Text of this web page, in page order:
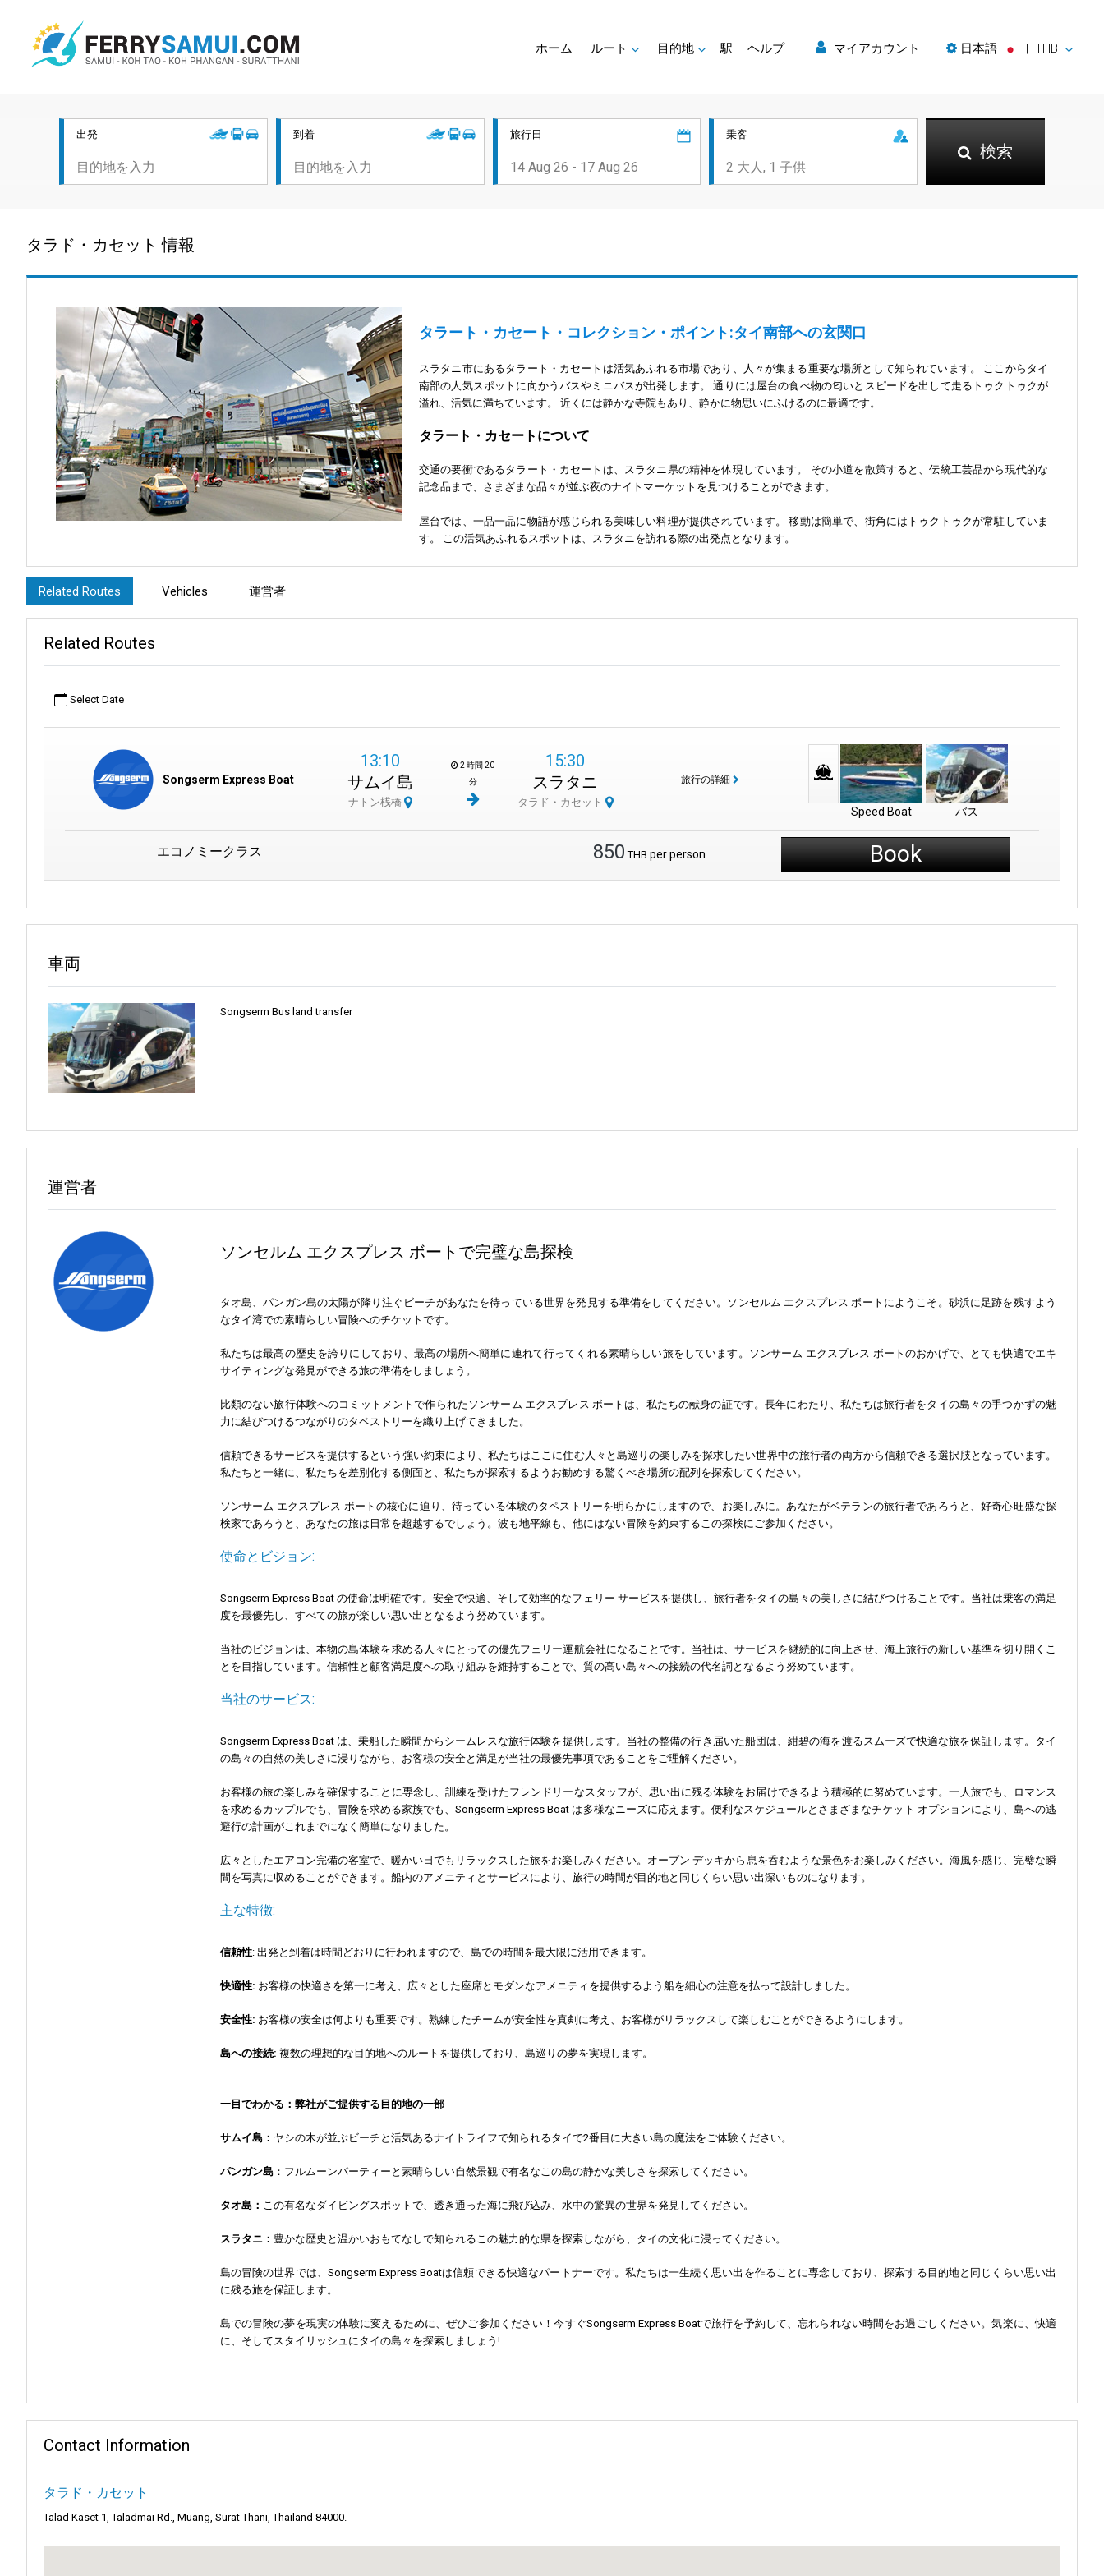
ホーム ルート 目的地 駅 ヘルプ マイアカウント 日本語 | THB
出発 到着 旅行日 乗客
検索
タラド・カセット 情報
タラート・カセート・コレクション・ポイント:タイ南部への玄関口
スラタニ市にあるタラート・カセートは活気あふれる市場であり、人々が集まる重要な場所として知られています。 ここからタイ
南部の人気スポットに向かうバスやミニバスが出発します。 通りには屋台の食べ物の匂いとスピードを出して走るトゥクトゥクが
溢れ、活気に満ちています。 近くには静かな寺院もあり、静かに物思いにふけるのに最適です。
タラート・カセートについて
交通の要衝であるタラート・カセートは、スラタニ県の精神を体現しています。 その小道を散策すると、伝統工芸品から現代的な
記念品まで、さまざまな品々が並ぶ夜のナイトマーケットを見つけることができます。
屋台では、一品一品に物語が感じられる美味しい料理が提供されています。 移動は簡単で、街角にはトゥクトゥクが常駐していま
す。 この活気あふれるスポットは、スラタニを訪れる際の出発点となります。
価値のある場所をいくつかご紹介しましょう。
のコントラストが際立つ場所です。
ここは素晴らしい島々への主な玄関口です。ここからサムイ島、タオ島、パンガン島に行くことができます。どの島にも魅力があり、手つかずのビーチから有名なフルムーンパーティーまで、さまざまな楽
しみがあります。
アンダマン海国立公園を訪れることは、まるで熱帯の楽園に足を踏み入れるようなものです。この公園は、冒険とリラックスを同時に楽しめるユニークな場所です。緑色の海でカヤックに乗れば、海の動物
たちを間近に見ることができます。ハイキングコースを歩けば、公園の息を呑むような美しさを一望できるパノラマビューポイントにたどり着きます。
シュノーケリングでは、多様な水生生物が群生する色鮮やかなサンゴ礁の水中世界が姿を現します。静かなビーチをお探しですか?それともエキサイティングなダイビングを体験したいですか?アン・トン海
洋公園には、どちらも揃っています。自然愛好家にもスリルを求める方にも、最高のスポットです。
旅行者の皆様は、Eチケットがご予定と一致していることを確認し、タラート・カセートに早めにお越しください。ここからの旅はスムーズで思い出深いものとなるでしょう。
知っておくと良いこと:
タピ川が近くにあり、景色を楽しむボートツアーに最適です。
スラタニは人々から愛情を込めて
シティ・ピラー・シュラインの歴史的な美しさは必見です。
Related Routes Vehicles 運営者
Related Routes
Select Date
Songserm Express Boat
13:10
サムイ島
ナトン桟橋
2 時間 20
分
15:30
スラタニ
タラド・カセット
旅行の詳細
Speed Boat バス
エコノミークラス 850 THB per person Book
車両
Songserm Bus land transfer
運営者
ソンセルム エクスプレス ボートで完璧な島探検
タオ島、パンガン島の太陽が降り注ぐビーチがあなたを待っている世界を発見する準備をしてください。ソンセルム エクスプレス ボートにようこそ。砂浜に足跡を残すよう
なタイ湾での素晴らしい冒険へのチケットです。
私たちは最高の歴史を誇りにしており、最高の場所へ簡単に連れて行ってくれる素晴らしい旅をしています。ソンサーム エクスプレス ボートのおかげで、とても快適でエキ
サイティングな発見ができる旅の準備をしましょう。
比類のない旅行体験へのコミットメントで作られたソンサーム エクスプレス ボートは、私たちの献身の証です。長年にわたり、私たちは旅行者をタイの島々の手つかずの魅
力に結びつけるつながりのタペストリーを織り上げてきました。
信頼できるサービスを提供するという強い約束により、私たちはここに住む人々と島巡りの楽しみを探求したい世界中の旅行者の両方から信頼できる選択肢となっています。
私たちと一緒に、私たちを差別化する側面と、私たちが探索するようお勧めする驚くべき場所の配列を探索してください。
ソンサーム エクスプレス ボートの核心に迫り、待っている体験のタペストリーを明らかにしますので、お楽しみに。あなたがベテランの旅行者であろうと、好奇心旺盛な探
検家であろうと、あなたの旅は日常を超越するでしょう。波も地平線も、他にはない冒険を約束するこの探検にご参加ください。
使命とビジョン:
Songserm Express Boat の使命は明確です。安全で快適、そして効率的なフェリー サービスを提供し、旅行者をタイの島々の美しさに結びつけることです。当社は乗客の満足
度を最優先し、すべての旅が楽しい思い出となるよう努めています。
当社のビジョンは、本物の島体験を求める人々にとっての優先フェリー運航会社になることです。当社は、サービスを継続的に向上させ、海上旅行の新しい基準を切り開くこ
とを目指しています。信頼性と顧客満足度への取り組みを維持することで、質の高い島々への接続の代名詞となるよう努めています。
当社のサービス:
Songserm Express Boat は、乗船した瞬間からシームレスな旅行体験を提供します。当社の整備の行き届いた船団は、紺碧の海を渡るスムーズで快適な旅を保証します。タイ
の島々の自然の美しさに浸りながら、お客様の安全と満足が当社の最優先事項であることをご理解ください。
お客様の旅の楽しみを確保することに専念し、訓練を受けたフレンドリーなスタッフが、思い出に残る体験をお届けできるよう積極的に努めています。一人旅でも、ロマンス
を求めるカップルでも、冒険を求める家族でも、Songserm Express Boat は多様なニーズに応えます。便利なスケジュールとさまざまなチケット オプションにより、島への逃
避行の計画がこれまでになく簡単になりました。
広々としたエアコン完備の客室で、暖かい日でもリラックスした旅をお楽しみください。オープン デッキから息を呑むような景色をお楽しみください。海風を感じ、完璧な瞬
間を写真に収めることができます。船内のアメニティとサービスにより、旅行の時間が目的地と同じくらい思い出深いものになります。
主な特徴:
信頼性: 出発と到着は時間どおりに行われますので、島での時間を最大限に活用できます。
快適性: お客様の快適さを第一に考え、広々とした座席とモダンなアメニティを提供するよう船を細心の注意を払って設計しました。
安全性: お客様の安全は何よりも重要です。熟練したチームが安全性を真剣に考え、お客様がリラックスして楽しむことができるようにします。
島への接続: 複数の理想的な目的地へのルートを提供しており、島巡りの夢を実現します。
一目でわかる：弊社がご提供する目的地の一部
サムイ島： ヤシの木が並ぶビーチと活気あるナイトライフで知られるタイで2番目に大きい島の魔法をご体験ください。
パンガン島：フルムーンパーティーと素晴らしい自然景観で有名なこの島の静かな美しさを探索してください。
タオ島： この有名なダイビングスポットで、透き通った海に飛び込み、水中の驚異の世界を発見してください。
スラタニ： 豊かな歴史と温かいおもてなしで知られるこの魅力的な県を探索しながら、タイの文化に浸ってください。
島の冒険の世界では、Songserm Express Boatは信頼できる快適なパートナーです。私たちは一生続く思い出を作ることに専念しており、探索する目的地と同じくらい思い出
に残る旅を保証します。
島での冒険の夢を現実の体験に変えるために、ぜひご参加ください！今すぐSongserm Express Boatで旅行を予約して、忘れられない時間をお過ごしください。気楽に、快適
に、そしてスタイリッシュにタイの島々を探索しましょう!
Contact Information
タラド・カセット
Talad Kaset 1, Taladmai Rd., Muang, Surat Thani, Thailand 84000.